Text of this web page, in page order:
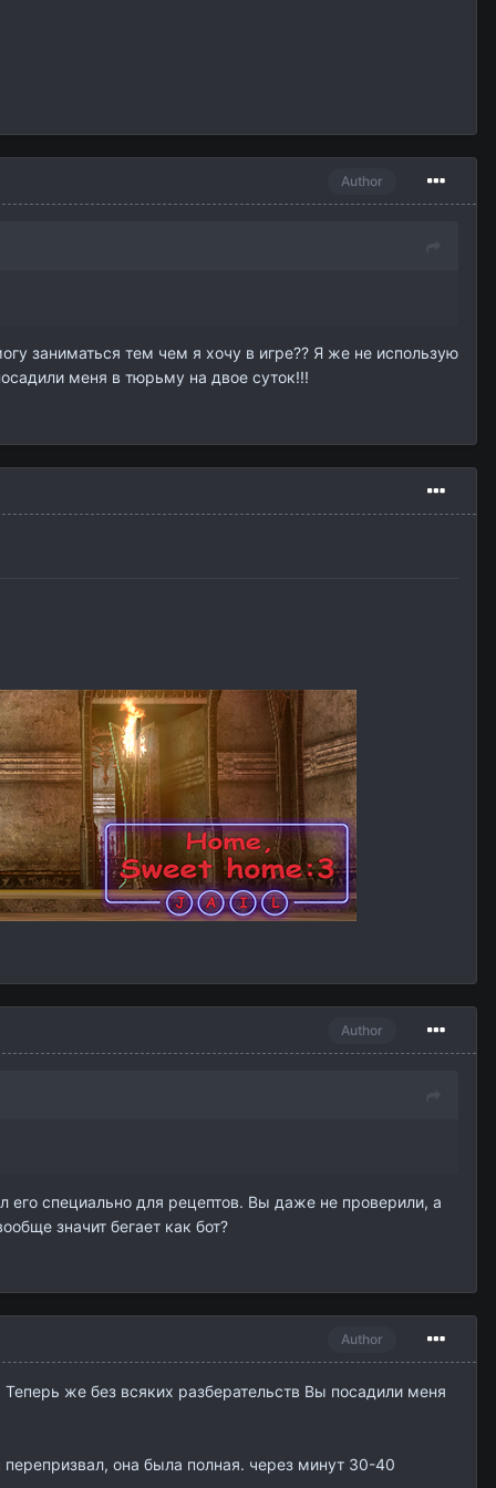
Author
заниматься тем чем я хочу в игре?? Я же не использую
меня в тюрьму на двое суток!!!
Author
специально для рецептов. Вы даже не проверили, а
значит бегает как бот?
Author
же без всяких разберательств Вы посадили меня
она была полная. через минут 30-40